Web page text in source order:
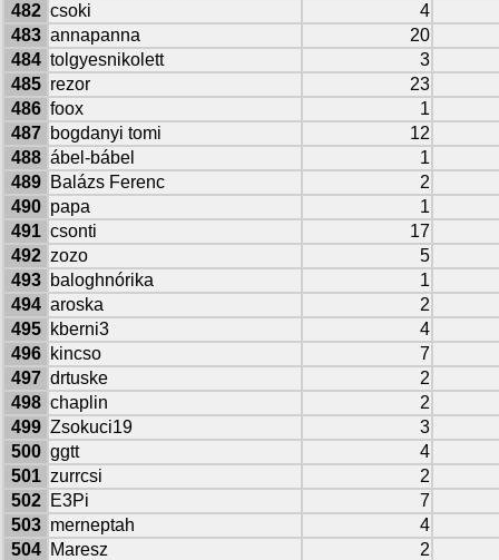
482 csoki
4
483 annapanna
20
484 tolgyesnikolett
3
485 rezor
23
486 foox
1
487
bogdanyi tomi
12
488 ábel-bábel
1
489
Balázs Ferenc
2
490 papa
1
491 csonti
17
492 zozo
5
493
baloghnórika
1
494 aroska
2
495
kberni3
4
496
kincso
7
497 drtuske
2
498 chaplin
2
499 Zsokuci19
3
500 ggtt
4
501 zurrcsi
2
502
E3Pi
7
503 merneptah
4
504
Maresz
2